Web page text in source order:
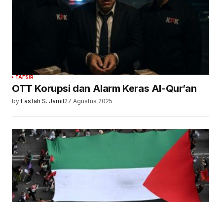
TAFSIR
OTT Korupsi dan Alarm Keras Al-Qur’an
by Fasfah S. Jamil27 Agustus 2025